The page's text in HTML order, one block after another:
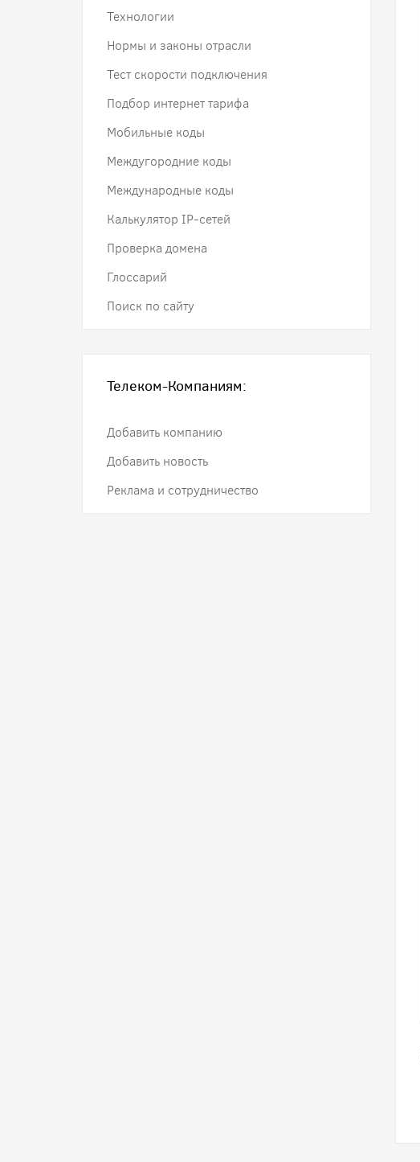
Технологии
Нормы и законы отрасли
Тест скорости подключения
Подбор интернет тарифа
Мобильные коды
Междугородние коды
Международные коды
Калькулятор IP-сетей
Проверка домена
Глоссарий
Поиск по сайту
Телеком-Компаниям:
Добавить компанию
Добавить новость
Реклама и сотрудничество